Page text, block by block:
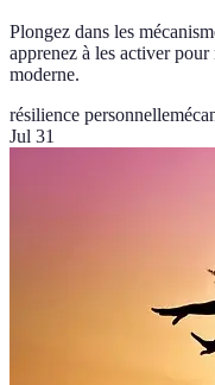
Plongez dans les
apprenez à les activer
moderne.
résilience personnelle
Jul 31